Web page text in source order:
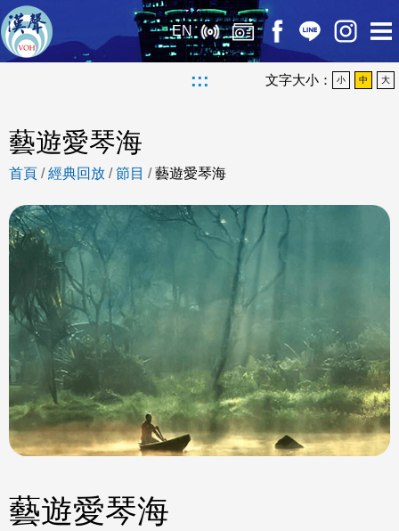
EN
::: 文字大小： 小 中 大
藝遊愛琴海
首頁 /經典回放 /節目 /藝遊愛琴海
藝遊愛琴海